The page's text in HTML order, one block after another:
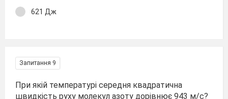
621 Дж
Запитання 9
При якій температурі середня квадратична
швидкість руху молекул азоту дорівнює 943 м/с?